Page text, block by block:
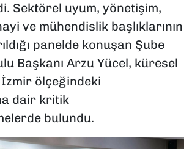
Sektörel uyum, yönetişim,
ve mühendislik başlıklarının
panelde konuşan Şube
Başkanı Arzu Yücel, küresel
ölçeğindeki
dair kritik
bulundu.